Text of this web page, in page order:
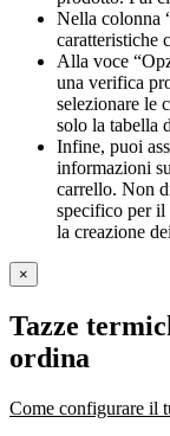
Nella colonna
caratteristiche
Alla voce
una verifica
selezionare le
solo la tabella
Infine, puoi
informazioni
carrello. Non
specifico per il
la creazione
×
Tazze
ordina
Come configurare il